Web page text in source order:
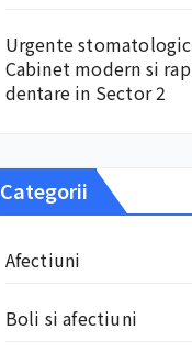
Urgente
Cabinet modern si
dentare in Sector 2
Categorii
Afectiuni
Boli si afectiuni